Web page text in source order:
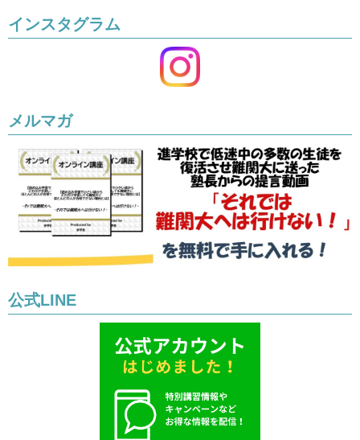
インスタグラム
メルマガ
公式LINE